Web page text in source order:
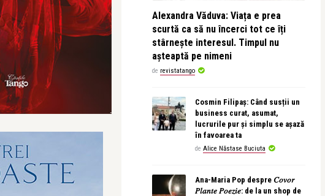
Alexandra Văduva: Viața e prea
scurtă ca să nu încerci tot ce îți
stârnește interesul. Timpul nu
așteaptă pe nimeni
de revistatango
Cosmin Filipaș: Când susții un
business curat, asumat,
lucrurile pur și simplu se așază
în favoarea ta
de Alice Năstase Buciuta
Ana-Maria Pop despre 𝐶𝑜𝑣𝑜𝑟
𝑃𝑙𝑎𝑛𝑡𝑒 𝑃𝑜𝑒𝑧𝑖𝑒: de la un shop de